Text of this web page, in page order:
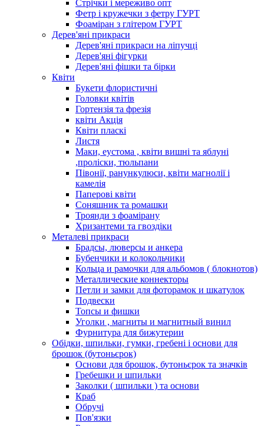
Стрічки і мереживо опт
Фетр і кружечки з фетру ГУРТ
Фоаміран з глітером ГУРТ
Дерев'яні прикраси
Дерев'яні прикраси на ліпучці
Дерев'яні фігурки
Дерев'яні фішки та бірки
Квіти
Букети флористичні
Головки квітів
Гортензія та фрезія
квіти Акція
Квіти пласкі
Листя
Маки, еустома , квіти вишні та яблуні
,проліски, тюльпани
Півонії, ранункулюси, квіти магнолії і
камелія
Паперові квіти
Соняшник та ромашки
Троянди з фоамірану
Хризантеми та гвоздіки
Металеві прикраси
Брадсы, люверсы и анкера
Бубенчики и колокольчики
Кольца и рамочки для альбомов ( блокнотов)
Металлические коннекторы
Петли и замки для фоторамок и шкатулок
Подвески
Топсы и фишки
Уголки , магниты и магнитный винил
Фурнитура для бижутерии
Обідки, шпильки, гумки, гребені і основи для
брошок (бутоньєрок)
Основи для брошок, бутоньєрок та значків
Гребешки и шпильки
Заколки ( шпильки ) та основи
Краб
Обручі
Пов'язки